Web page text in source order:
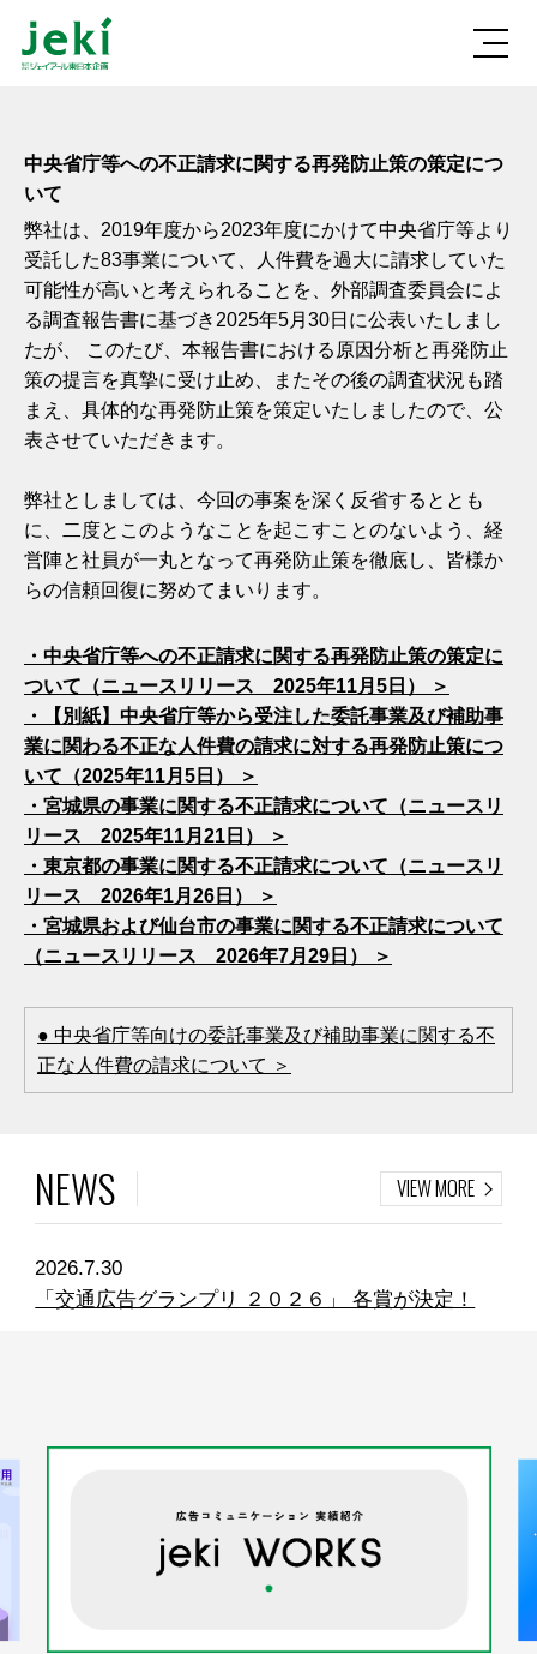
中央省庁等への不正請求に関する再発防止策の策定につ
いて
弊社は、2019年度から2023年度にかけて中央省庁等より
受託した83事業について、人件費を過大に請求していた
可能性が高いと考えられることを、外部調査委員会によ
る調査報告書に基づき2025年5月30日に公表いたしまし
たが、 このたび、本報告書における原因分析と再発防止
策の提言を真摯に受け止め、またその後の調査状況も踏
まえ、具体的な再発防止策を策定いたしましたので、公
表させていただきます。
弊社としましては、今回の事案を深く反省するととも
に、二度とこのようなことを起こすことのないよう、経
営陣と社員が一丸となって再発防止策を徹底し、皆様か
らの信頼回復に努めてまいります。
・中央省庁等への不正請求に関する再発防止策の策定に
ついて（ニュースリリース 2025年11月5日） ＞
・【別紙】中央省庁等から受注した委託事業及び補助事
業に関わる不正な人件費の請求に対する再発防止策につ
いて（2025年11月5日） ＞
・宮城県の事業に関する不正請求について（ニュースリ
リース 2025年11月21日） ＞
・東京都の事業に関する不正請求について（ニュースリ
リース 2026年1月26日） ＞
・宮城県および仙台市の事業に関する不正請求について
（ニュースリリース 2026年7月29日） ＞
● 中央省庁等向けの委託事業及び補助事業に関する不
正な人件費の請求について ＞
NEWS
2026.7.30
「交通広告グランプリ ２０２６」 各賞が決定！
VIEW MORE